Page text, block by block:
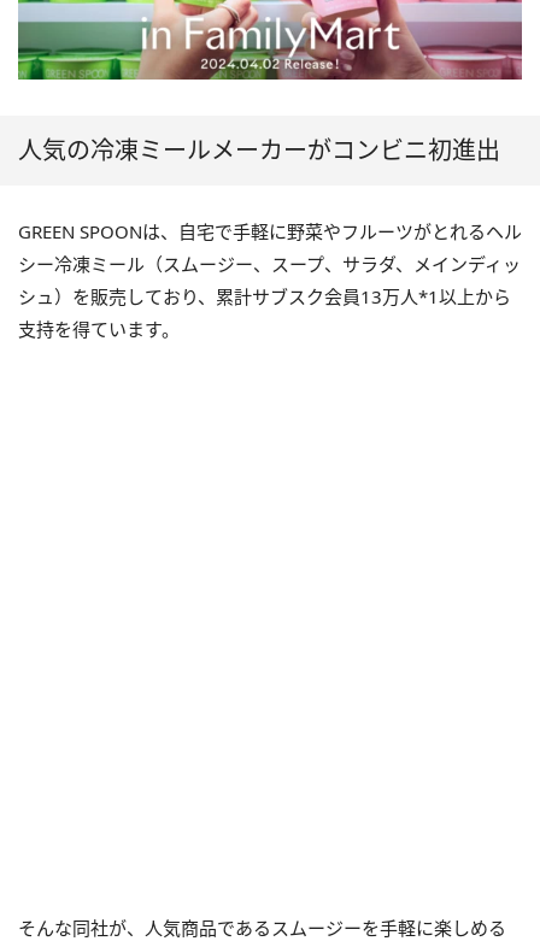
人気の冷凍ミールメーカーがコンビニ初進出
GREEN SPOONは、自宅で手軽に野菜やフルーツがとれるヘル
シー冷凍ミール（スムージー、スープ、サラダ、メインディッ
シュ）を販売しており、累計サブスク会員13万人*1以上から
支持を得ています。
そんな同社が、人気商品であるスムージーを手軽に楽しめる